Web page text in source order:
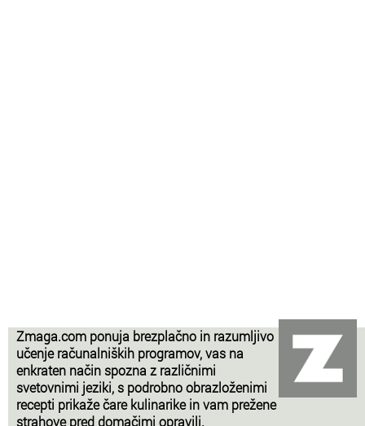
Zmaga.com ponuja brezplačno in razumljivo
učenje računalniških programov, vas na
enkraten način spozna z različnimi
svetovnimi jeziki, s podrobno obrazloženimi
recepti prikaže čare kulinarike in vam prežene
strahove pred domačimi opravili.